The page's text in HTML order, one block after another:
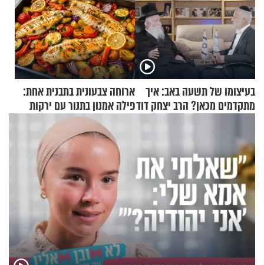
בעיצומו של תשעה באב: איך
מתקדמים מכאן? הרב יצחק דוד
ארוחה צבעונית בתבנית אחת:
פילה אמנון בתנור עם ירקות